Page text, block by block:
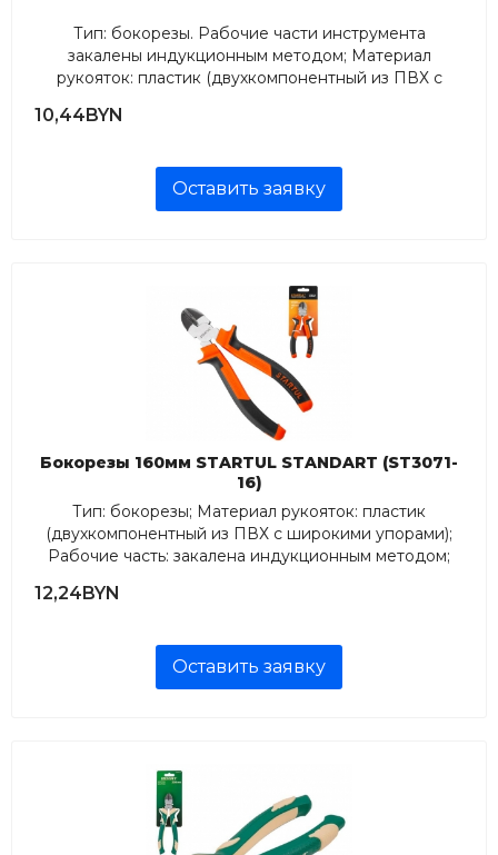
Тип: бокорезы. Рабочие части инструмента
закалены индукционным методом; Материал
рукояток: пластик (двухкомпонентный из ПВХ с
10,44BYN
Оставить заявку
Бокорезы 160мм STARTUL STANDART (ST3071-
16)
Тип: бокорезы; Материал рукояток: пластик
(двухкомпонентный из ПВХ с широкими упорами);
Рабочие часть: закалена индукционным методом;
12,24BYN
Оставить заявку